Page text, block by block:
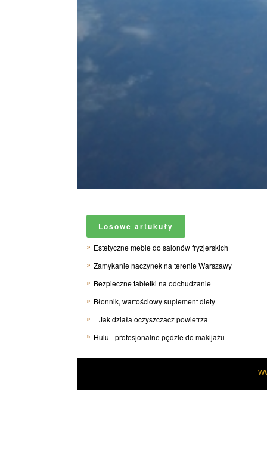
Losowe artukuły
Estetyczne meble do salonów fryzjerskich
Zamykanie naczynek na terenie Warszawy
Bezpieczne tabletki na odchudzanie
Błonnik, wartościowy suplement diety
Jak działa oczyszczacz powietrza
Hulu - profesjonalne pędzle do makijażu